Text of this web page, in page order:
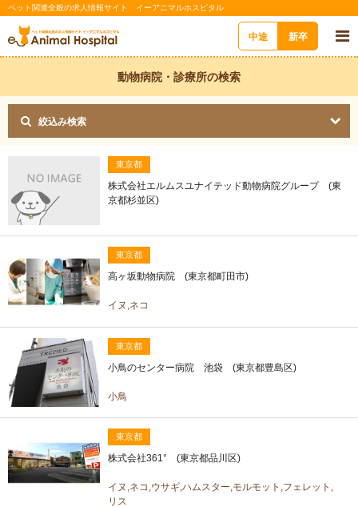
ペット関連全般の求人情報サイト イーアニマルホスピタル
中途 新卒
動物病院・診療所の検索
絞込み検索
東京都
株式会社エルムスユナイテッド動物病院グループ (東
京都杉並区)
東京都
高ヶ坂動物病院 (東京都町田市)
イヌ,ネコ
東京都
小鳥のセンター病院 池袋 (東京都豊島区)
小鳥
東京都
株式会社361° (東京都品川区)
イヌ,ネコ,ウサギ,ハムスター,モルモット,フェレット,
リス